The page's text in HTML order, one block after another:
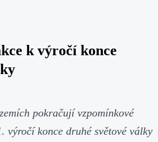
k výročí konce
pokračují vzpomínkové
výročí konce druhé světové války